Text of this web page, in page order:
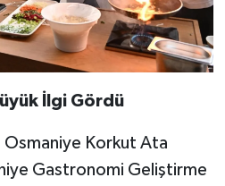
İlgi Gördü
Korkut Ata
Gastronomi Geliştirme